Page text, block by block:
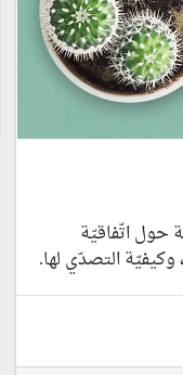
حول اتّفاقيّة
وكيفيّة التصدّي لها.